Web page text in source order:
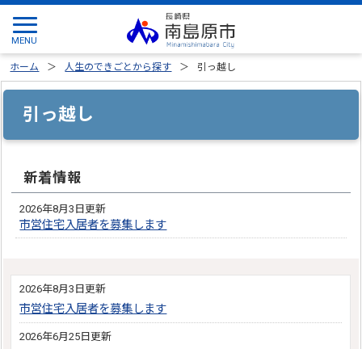
ホーム 人生のできごとから探す 引っ越し
引っ越し
新着情報
2026年8月3日更新
市営住宅入居者を募集します
2026年8月3日更新
市営住宅入居者を募集します
2026年6月25日更新